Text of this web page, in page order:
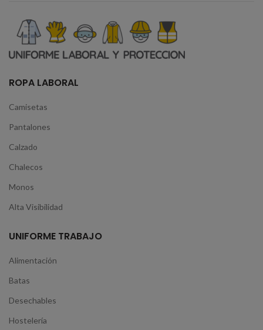
ROPA LABORAL
Camisetas
Pantalones
Calzado
Chalecos
Monos
Alta Visibilidad
UNIFORME TRABAJO
Alimentación
Batas
Desechables
Hostelería